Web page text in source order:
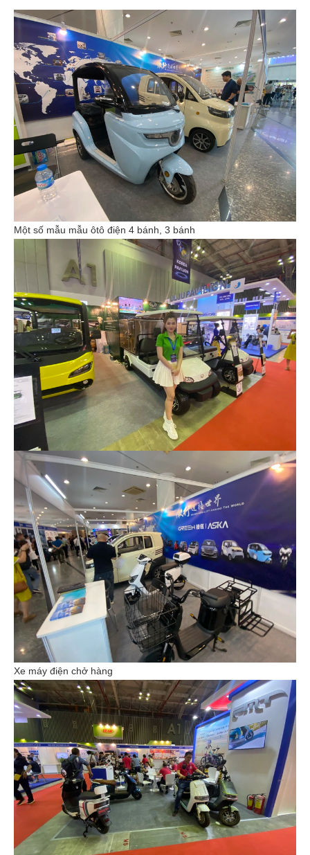
Một số mẫu mẫu ôtô điện 4 bánh, 3 bánh
Xe máy điện chở hàng